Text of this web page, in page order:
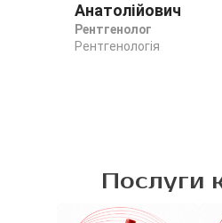
Анатолійович
Рентгенолог
Рентгенологія
Послуги